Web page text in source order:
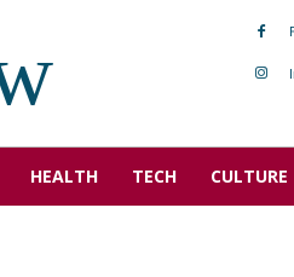
HEALTH TECH CULTURE